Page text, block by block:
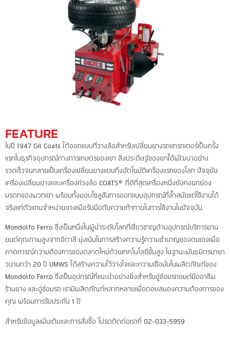
FEATURE
ในปี 1947 Gil Coats ได้ออกแบบที่วางล้อสำหรับเปลี่ยนยางรถแทรกเตอร์เป็นครั้ง
แรกในธุรกิจอุปกรณ์ทางการเกษตรของเขา สิ่งประดิษฐ์ของเขาได้พัฒนาอย่าง
รวดเร็วจนกลายเป็นเครื่องเปลี่ยนยางแบบกึ่งอัตโนมัติเครื่องแรกของโลก ปัจจุบัน
เครื่องเปลี่ยนยางและเครื่องถ่วงล้อ COATS® ที่ดีที่สุดเครื่องหนึ่งยังคงยกย่อง
มรดกของพวกเขา พร้อมทั้งมอบโซลูชันการออกแบบอุปกรณ์ที่ล้ำสมัยแต่ใช้งานได้
จริงแก่ตัวแทนจำหน่ายยางเพื่อรับมือกับความท้าทายในการใช้งานในปัจจุบัน
Mondolfo Ferro ซึ่งเป็นหนึ่งในผู้นำระดับโลกที่เชี่ยวชาญด้านอุปกรณ์บริการยาน
ยนต์คุณภาพสูงจากอิตาลี มุ่งเน้นในการสร้างความรู้ความชำนาญของตนเองเพื่อ
คาดการณ์ความต้องการของตลาดใหม่ด้วยเทคโนโลยีขั้นสูง ในฐานะพันธมิตรมายา
วนานกว่า 20 ปี UMWS ได้สร้างความไว้วางใจและความเชื่อมั่นในผลิตภัณฑ์ของ
Mondolfo Ferro ซึ่งเป็นอุปกรณ์ที่แนะนำอย่างยิ่งสำหรับอู่ซ่อมรถยนต์มืออาชีพ
ร้านยาง และอู่ซ่อมรถ เรามีผลิตภัณฑ์หลากหลายเพื่อตอบสนองความต้องการของ
คุณ พร้อมการรับประกัน 1 ปี
สำหรับข้อมูลเพิ่มเติมและการสั่งซื้อ โปรดติดต่อเราที่ 02-033-5959